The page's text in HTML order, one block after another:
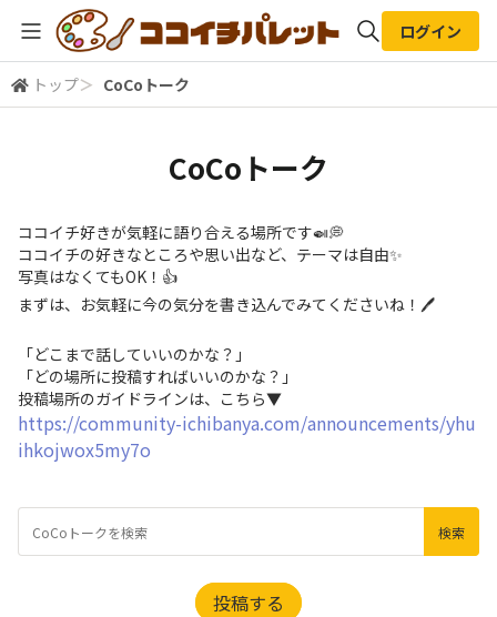
全体検索
ログイン
トップ＞ CoCoトーク
CoCoトーク
ココイチ好きが気軽に語り合える場所です🍛💭
ココイチの好きなところや思い出など、テーマは自由✨
写真はなくてもOK！👍
まずは、お気軽に今の気分を書き込んでみてくださいね！🖊
「どこまで話していいのかな？」
「どの場所に投稿すればいいのかな？」
投稿場所のガイドラインは、こちら▼
https://community-ichibanya.com/announcements/yhu
ihkojwox5my7o
投稿する